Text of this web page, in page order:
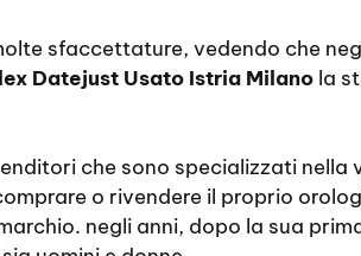
sfaccettature, vedendo che
Datejust Usato Istria Milano la
che sono specializzati nella
o rivendere il proprio
negli anni, dopo la sua